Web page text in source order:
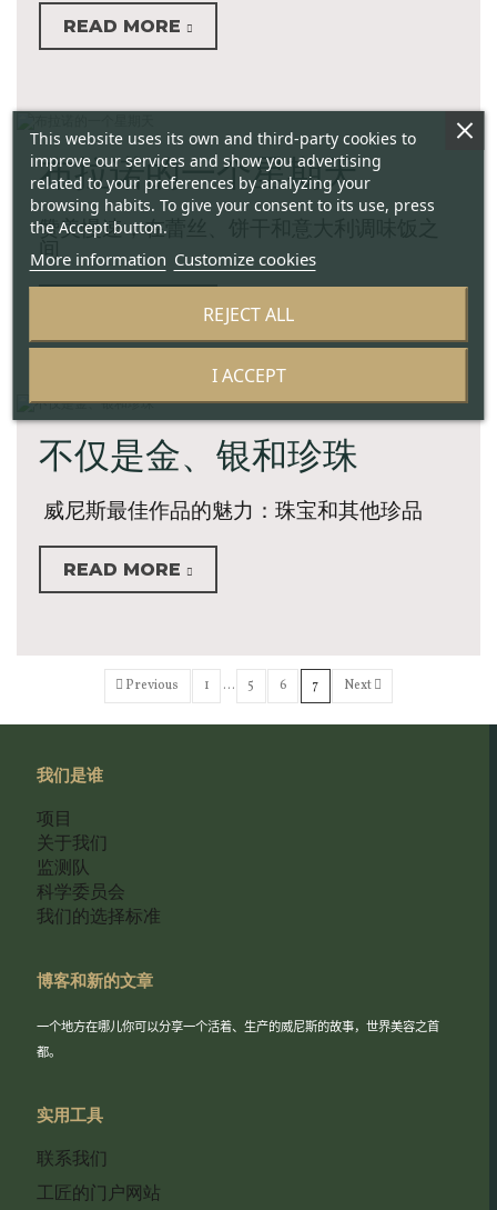
READ MORE
布拉诺的一个星期天
赞美慢速，在蕾丝、饼干和意大利调味饭之
间
不仅是金、银和珍珠
威尼斯最佳作品的魅力：珠宝和其他珍品
READ MORE
Previous 1 … 5 6 7 Next
我们是谁
项目
关于我们
监测队
科学委员会
我们的选择标准
博客和新的文章
一个地方在哪儿你可以分享一个活着、生产的威尼斯的故事，世界美容之首
都。
实用工具
联系我们
工匠的门户网站
This website uses its own and third-party cookies to
improve our services and show you advertising
related to your preferences by analyzing your
browsing habits. To give your consent to its use, press
the Accept button.
More information Customize cookies
REJECT ALL
I ACCEPT